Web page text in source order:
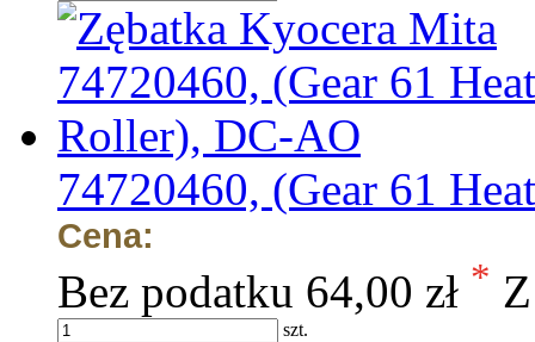
74720460, (Gear 61
Cena:
Bez podatku 64,00 zł *
szt.